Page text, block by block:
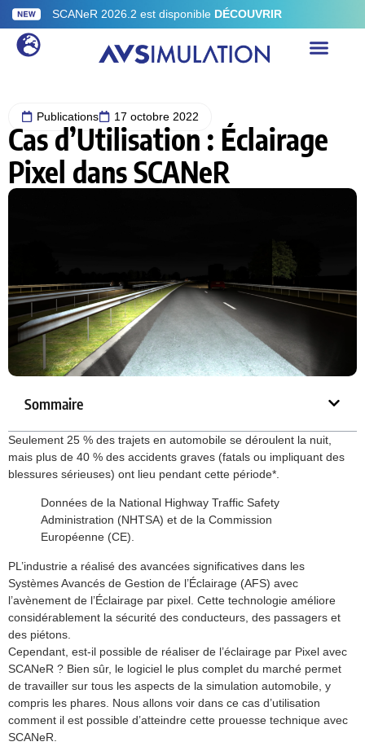
SCANeR 2026.2 est disponible DÉCOUVRIR
Publications 17 octobre 2022
Cas d’Utilisation : Éclairage
Pixel dans SCANeR
Sommaire
Seulement 25 % des trajets en automobile se déroulent la nuit,
mais plus de 40 % des accidents graves (fatals ou impliquant des
blessures sérieuses) ont lieu pendant cette période*.
Données de la National Highway Traffic Safety
Administration (NHTSA) et de la Commission
Européenne (CE).
PL’industrie a réalisé des avancées significatives dans les
Systèmes Avancés de Gestion de l’Éclairage (AFS) avec
l’avènement de l’Éclairage par pixel. Cette technologie améliore
considérablement la sécurité des conducteurs, des passagers et
des piétons.
Cependant, est-il possible de réaliser de l’éclairage par Pixel avec
SCANeR ? Bien sûr, le logiciel le plus complet du marché permet
de travailler sur tous les aspects de la simulation automobile, y
compris les phares. Nous allons voir dans ce cas d’utilisation
comment il est possible d’atteindre cette prouesse technique avec
SCANeR.